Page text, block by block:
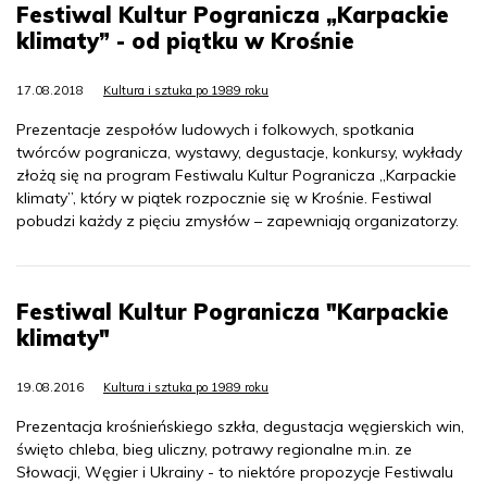
Festiwal Kultur Pogranicza „Karpackie
klimaty” - od piątku w Krośnie
17.08.2018 Kultura i sztuka po 1989 roku
Prezentacje zespołów ludowych i folkowych, spotkania
twórców pogranicza, wystawy, degustacje, konkursy, wykłady
złożą się na program Festiwalu Kultur Pogranicza „Karpackie
klimaty”, który w piątek rozpocznie się w Krośnie. Festiwal
pobudzi każdy z pięciu zmysłów – zapewniają organizatorzy.
Festiwal Kultur Pogranicza "Karpackie
klimaty"
19.08.2016 Kultura i sztuka po 1989 roku
Prezentacja krośnieńskiego szkła, degustacja węgierskich win,
święto chleba, bieg uliczny, potrawy regionalne m.in. ze
Słowacji, Węgier i Ukrainy - to niektóre propozycje Festiwalu